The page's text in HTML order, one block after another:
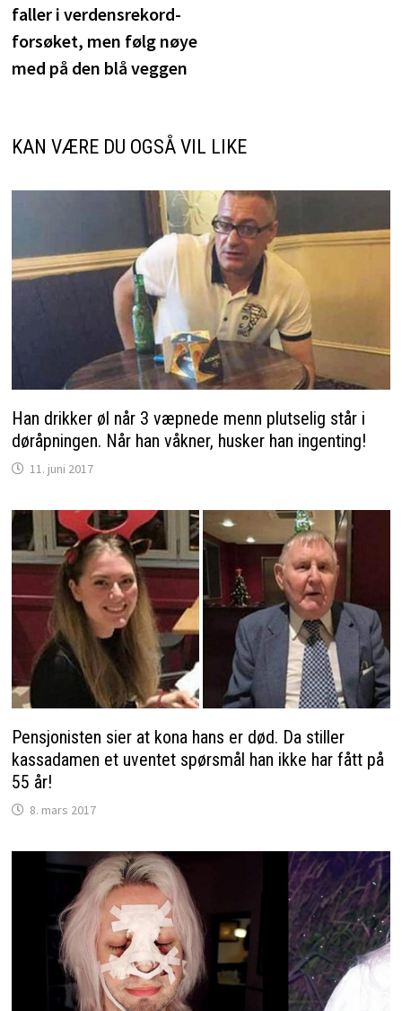
faller i verdensrekord-
forsøket, men følg nøye
med på den blå veggen
KAN VÆRE DU OGSÅ VIL LIKE
Han drikker øl når 3 væpnede menn plutselig står i
døråpningen. Når han våkner, husker han ingenting!
11. juni 2017
Pensjonisten sier at kona hans er død. Da stiller
kassadamen et uventet spørsmål han ikke har fått på
55 år!
8. mars 2017